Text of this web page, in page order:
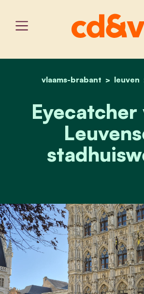
home
vlaams-brabant leuven
Eyecatcher